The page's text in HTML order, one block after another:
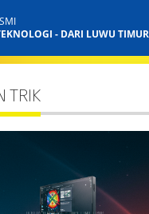
- DARI LUWU TIMUR
TRIK